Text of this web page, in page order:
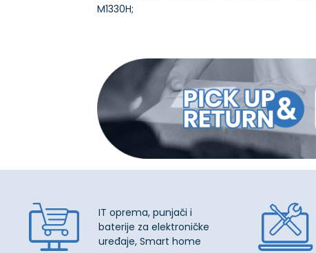
IT oprema, punjači i
baterije za elektroničke
uređaje, Smart home